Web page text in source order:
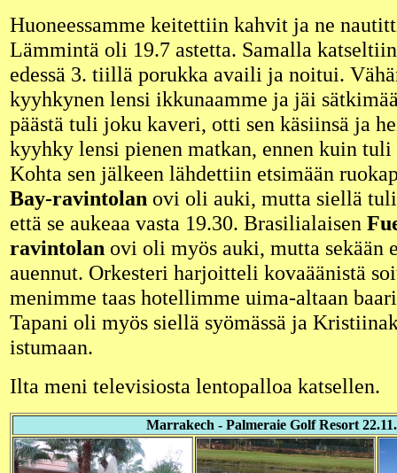
Huoneessamme keitettiin kahvit ja ne
Lämmintä oli 19.7 astetta. Samalla
edessä 3. tiillä porukka availi ja noitui.
kyyhkynen lensi ikkunaamme ja jäi
päästä tuli joku kaveri, otti sen käsiinsä ja
kyyhky lensi pienen matkan, ennen kuin tuli
Kohta sen jälkeen lähdettiin etsimään
Bay-ravintolan ovi oli auki, mutta siellä tuli
että se aukeaa vasta 19.30. Brasilialaisen
ravintolan ovi oli myös auki, mutta sekään
auennut. Orkesteri harjoitteli kovaäänistä
menimme taas hotellimme uima-altaan
Tapani oli myös siellä syömässä ja
istumaan.
Ilta meni televisiosta lentopalloa katsellen.
Marrakech - Palmeraie Golf Resort